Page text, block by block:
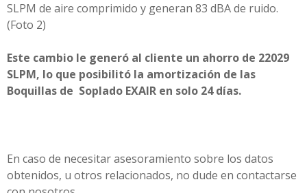
SLPM de aire comprimido y generan 83 dBA de ruido.
(Foto 2)
Este cambio le generó al cliente un ahorro de 22029
SLPM, lo que posibilitó la amortización de las
Boquillas de Soplado EXAIR en solo 24 días.
En caso de necesitar asesoramiento sobre los datos
obtenidos, u otros relacionados, no dude en contactarse